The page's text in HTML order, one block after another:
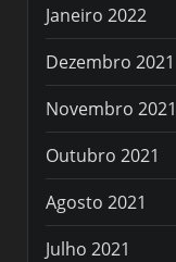
Janeiro 2022
Dezembro 2021
Novembro 2021
Outubro 2021
Agosto 2021
Julho 2021